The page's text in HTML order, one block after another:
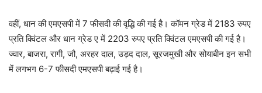
वहीं, धान की एमएसपी में 7 फीसदी की वृद्धि की गई है। कॉमन ग्रेड में 2183 रुपए
प्रति क्विंटल और धान ग्रेड ए में 2203 रुपए प्रति क्विंटल एमएसपी की गई है।
ज्वार, बाजरा, रागी, जौ, अरहर दाल, उड़द दाल, सूरजमुखी और सोयाबीन इन सभी
में लगभग 6-7 फीसदी एमएसपी बढ़ाई गई है।